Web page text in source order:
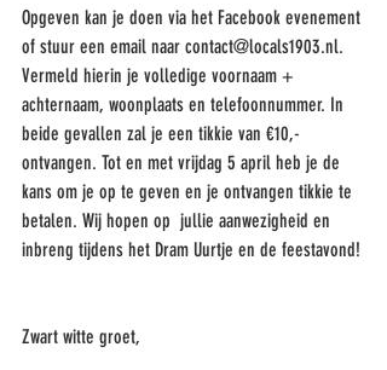
Opgeven kan je doen via het Facebook evenement
of stuur een email naar contact@locals1903.nl.
Vermeld hierin je volledige voornaam +
achternaam, woonplaats en telefoonnummer. In
beide gevallen zal je een tikkie van €10,-
ontvangen. Tot en met vrijdag 5 april heb je de
kans om je op te geven en je ontvangen tikkie te
betalen. Wij hopen op  jullie aanwezigheid en
inbreng tijdens het Dram Uurtje en de feestavond!
Zwart witte groet,